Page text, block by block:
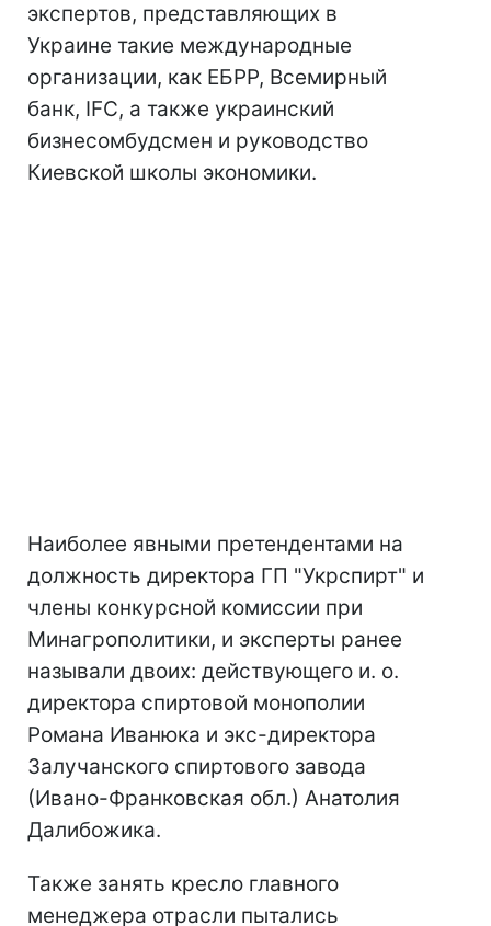
экспертов, представляющих в
Украине такие международные
организации, как ЕБРР, Всемирный
банк, IFC, а также украинский
бизнесомбудсмен и руководство
Киевской школы экономики.
Наиболее явными претендентами на
должность директора ГП "Укрспирт" и
члены конкурсной комиссии при
Минагрополитики, и эксперты ранее
называли двоих: действующего и. о.
директора спиртовой монополии
Романа Иванюка и экс-директора
Залучанского спиртового завода
(Ивано-Франковская обл.) Анатолия
Далибожика.
Также занять кресло главного
менеджера отрасли пытались